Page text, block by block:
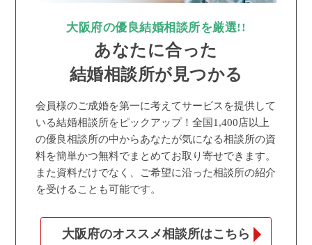
大阪府の優良結婚相談所を厳選!!
あなたに合った
結婚相談所が見つかる
会員様のご成婚を第一に考えてサービスを提供して
いる結婚相談所をピックアップ！全国1,400店以上
の優良相談所の中からあなたが気になる相談所の資
料を簡単かつ無料でまとめてお取り寄せできます。
また資料だけでなく、ご希望に沿った相談所の紹介
を受けることも可能です。
大阪府のオススメ相談所はこちら